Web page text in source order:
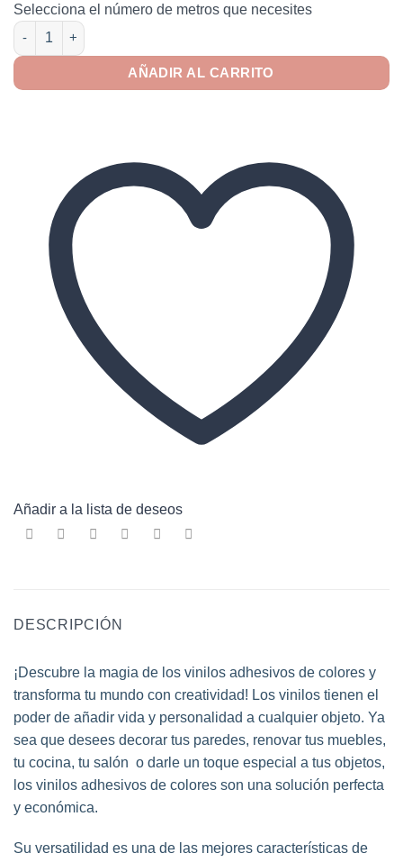
Selecciona el número de metros que necesites
VINILOS ADHESIVOS DE COLORES cantidad
AÑADIR AL CARRITO
Añadir a la lista de deseos
DESCRIPCIÓN
¡Descubre la magia de los vinilos adhesivos de colores y
transforma tu mundo con creatividad! Los vinilos tienen el
poder de añadir vida y personalidad a cualquier objeto. Ya
sea que desees decorar tus paredes, renovar tus muebles,
tu cocina, tu salón o darle un toque especial a tus objetos,
los vinilos adhesivos de colores son una solución perfecta
y económica.
Su versatilidad es una de las mejores características de